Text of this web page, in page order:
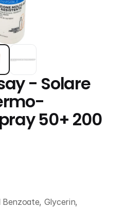
- Solare
50+ 200
Benzoate, Glycerin,